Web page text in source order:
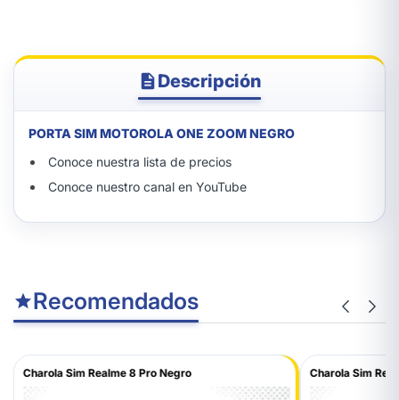
Descripción
PORTA SIM MOTOROLA ONE ZOOM NEGRO
Conoce nuestra lista de precios
Conoce nuestro canal en YouTube
Recomendados
Charola Sim Realme 8 Pro Negro Charola Sim